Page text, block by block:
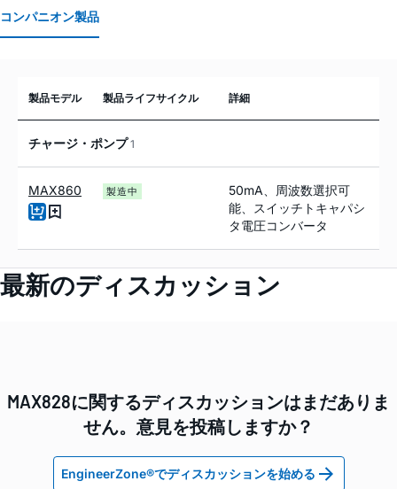
コンパニオン製品
製品モデル 製品ライフサイクル 詳細
チャージ・ポンプ1
MAX860 製造中
50mA、周波数選択可
能、スイッチトキャパシ
タ電圧コンバータ
最新のディスカッション
MAX828に関するディスカッションはまだありま
せん。意見を投稿しますか？
EngineerZone®でディスカッションを始める